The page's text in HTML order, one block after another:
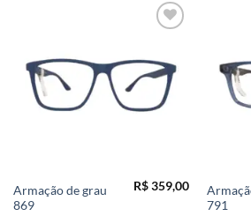
Armação de grau
869
R$359,00
791